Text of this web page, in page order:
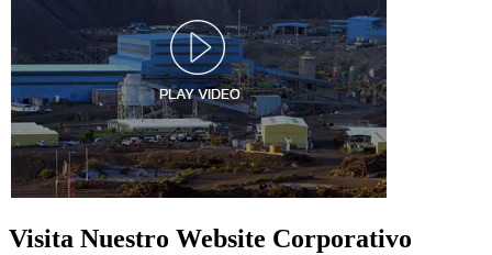
Visita Nuestro Website Corporativo